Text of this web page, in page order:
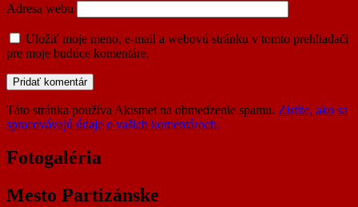
Adresa webu
Uložiť moje meno, e-mail a webovú stránku v tomto prehliadači
pre moje budúce komentáre.
Táto stránka používa Akismet na obmedzenie spamu. Zistite, ako sa
spracovávajú údaje o vašich komentároch.
Fotogaléria
Mesto Partizánske